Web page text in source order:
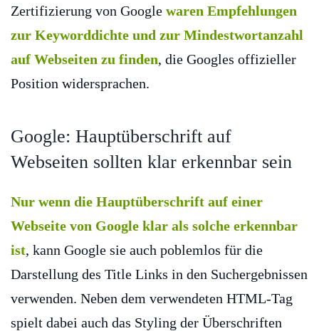
Zertifizierung von Google waren Empfehlungen
zur Keyworddichte und zur Mindestwortanzahl
auf Webseiten zu finden, die Googles offizieller
Position widersprachen.
Google: Hauptüberschrift auf
Webseiten sollten klar erkennbar sein
Nur wenn die Hauptüberschrift auf einer
Webseite von Google klar als solche erkennbar
ist, kann Google sie auch poblemlos für die
Darstellung des Title Links in den Suchergebnissen
verwenden. Neben dem verwendeten HTML-Tag
spielt dabei auch das Styling der Überschriften